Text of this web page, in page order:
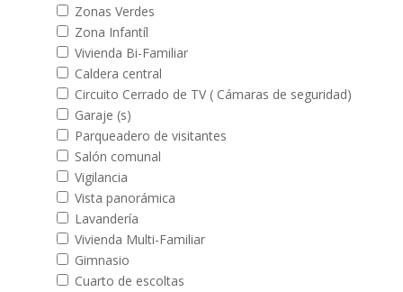
Zonas Verdes
Zona Infantíl
Vivienda Bi-Familiar
Caldera central
Circuito Cerrado de TV ( Cámaras de seguridad)
Garaje (s)
Parqueadero de visitantes
Salón comunal
Vigilancia
Vista panorámica
Lavandería
Vivienda Multi-Familiar
Gimnasio
Cuarto de escoltas